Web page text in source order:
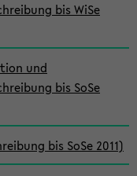
bis WiSe
und
bis SoSe
bis SoSe 2011)